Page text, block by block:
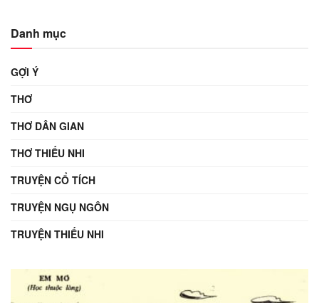
Danh mục
GỢI Ý
THƠ
THƠ DÂN GIAN
THƠ THIẾU NHI
TRUYỆN CỔ TÍCH
TRUYỆN NGỤ NGÔN
TRUYỆN THIẾU NHI